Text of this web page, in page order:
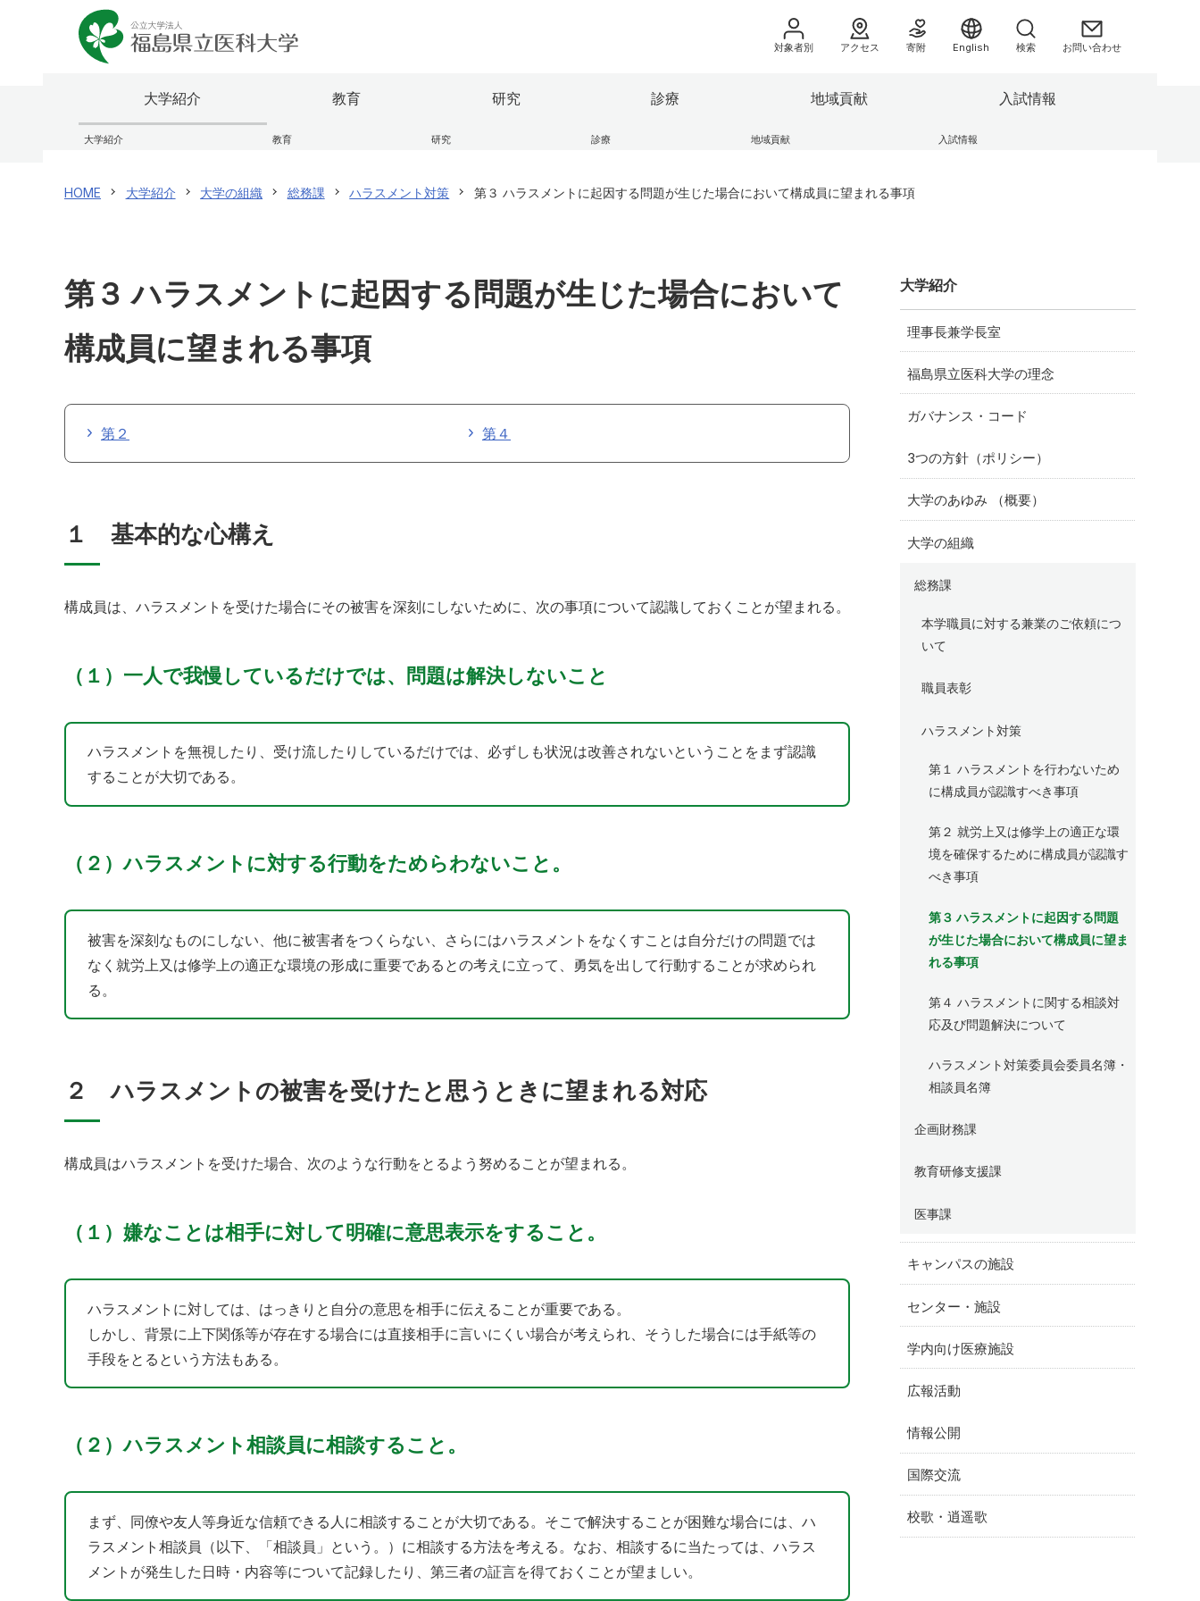
大学紹介
大学紹介
大学のあゆみ（概要） 役員等の紹介 大学の組織 キャンパスの施設
教育
教育
医学部 看護学部 保健科学部 別科助産学専攻
研究
研究
震災・放射線関連論文・著作集 研究関連 産学連携・寄附講座 委員会等
診療
診療
附属病院 会津医療センター
地域貢献
地域貢献
入試情報
入試情報
大学院 オープンキャンパス 学生生活レポート
対象者別
教職員の方へ
アクセス 寄附 English お問い合わせ
検索
HOME 大学紹介 大学の組織 総務課 ハラスメント対策 第３ ハラスメントに起因する問題が生じた場合において構成員に望まれる事項
第３ ハラスメントに起因する問題が生じた場合において
構成員に望まれる事項
第２ 第４
１ 基本的な心構え
構成員は、ハラスメントを受けた場合にその被害を深刻にしないために、次の事項について認識しておくことが望まれる。
（１）一人で我慢しているだけでは、問題は解決しないこと
ハラスメントを無視したり、受け流したりしているだけでは、必ずしも状況は改善されないということをまず認識
することが大切である。
（２）ハラスメントに対する行動をためらわないこと。
被害を深刻なものにしない、他に被害者をつくらない、さらにはハラスメントをなくすことは自分だけの問題では
なく就労上又は修学上の適正な環境の形成に重要であるとの考えに立って、勇気を出して行動することが求められ
る。
２ ハラスメントの被害を受けたと思うときに望まれる対応
構成員はハラスメントを受けた場合、次のような行動をとるよう努めることが望まれる。
（１）嫌なことは相手に対して明確に意思表示をすること。
ハラスメントに対しては、はっきりと自分の意思を相手に伝えることが重要である。
しかし、背景に上下関係等が存在する場合には直接相手に言いにくい場合が考えられ、そうした場合には手紙等の
手段をとるという方法もある。
（２）ハラスメント相談員に相談すること。
まず、同僚や友人等身近な信頼できる人に相談することが大切である。そこで解決することが困難な場合には、ハ
ラスメント相談員（以下、「相談員」という。）に相談する方法を考える。なお、相談するに当たっては、ハラス
メントが発生した日時・内容等について記録したり、第三者の証言を得ておくことが望ましい。
大学紹介
理事長兼学長室
福島県立医科大学の理念
ガバナンス・コード
3つの方針（ポリシー）
大学のあゆみ （概要）
大学の組織
総務課
本学職員に対する兼業のご依頼につ
いて
職員表彰
ハラスメント対策
第１ ハラスメントを行わないため
に構成員が認識すべき事項
第２ 就労上又は修学上の適正な環
境を確保するために構成員が認識す
べき事項
第３ ハラスメントに起因する問題
が生じた場合において構成員に望ま
れる事項
第４ ハラスメントに関する相談対
応及び問題解決について
ハラスメント対策委員会委員名簿・
相談員名簿
企画財務課
教育研修支援課
医事課
キャンパスの施設
センター・施設
学内向け医療施設
広報活動
情報公開
国際交流
校歌・逍遥歌